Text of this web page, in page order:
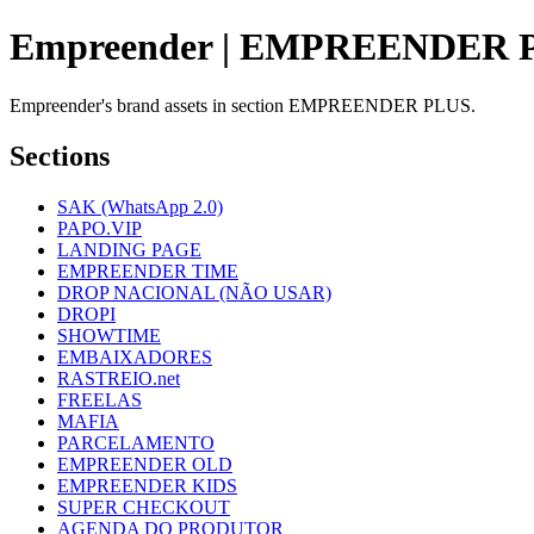
Empreender | EMPREENDER
Empreender's brand assets in section EMPREENDER PLUS.
Sections
SAK (WhatsApp 2.0)
PAPO.VIP
LANDING PAGE
EMPREENDER TIME
DROP NACIONAL (NÃO USAR)
DROPI
SHOWTIME
EMBAIXADORES
RASTREIO.net
FREELAS
MAFIA
PARCELAMENTO
EMPREENDER OLD
EMPREENDER KIDS
SUPER CHECKOUT
AGENDA DO PRODUTOR